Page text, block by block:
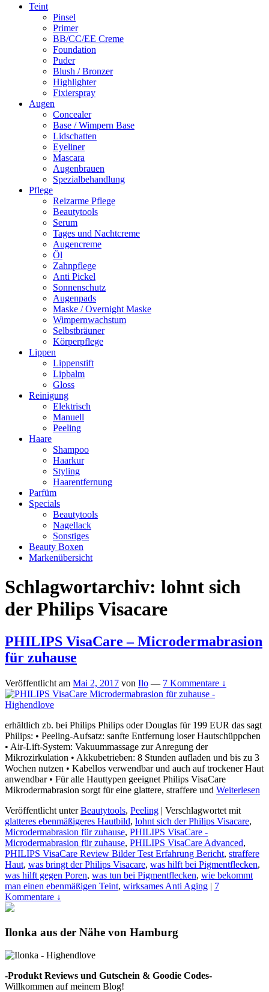
Primäres
Teint
Pinsel
Primer
BB/CC/EE Creme
Foundation
Puder
Blush / Bronzer
Highlighter
Fixierspray
Augen
Concealer
Base / Wimpern Base
Lidschatten
Eyeliner
Mascara
Augenbrauen
Spezialbehandlung
Pflege
Reizarme Pflege
Beautytools
Serum
Tages und Nachtcreme
Augencreme
Öl
Zahnpflege
Anti Pickel
Sonnenschutz
Augenpads
Maske / Overnight Maske
Wimpernwachstum
Selbstbräuner
Körperpflege
Lippen
Lippenstift
Lipbalm
Gloss
Reinigung
Elektrisch
Manuell
Peeling
Haare
Shampoo
Haarkur
Styling
Haarentfernung
Parfüm
Specials
Beautytools
Nagellack
Sonstiges
Beauty Boxen
Markenübersicht
Schlagwortarchiv: lohnt sich
der Philips Visacare
PHILIPS VisaCare – Microdermabrasion
für zuhause
Veröffentlicht am Mai 2, 2017 von Ilo — 7 Kommentare ↓
erhältlich zb. bei Philips Philips oder Douglas für 199 EUR das sagt
Philips: • Peeling-Aufsatz: sanfte Entfernung loser Hautschüppchen
• Air-Lift-System: Vakuummassage zur Anregung der
Mikrozirkulation • Akkubetrieben: 8 Stunden aufladen und bis zu 3
Wochen nutzen • Kabellos verwendbar und auch auf trockener Haut
anwendbar • Für alle Hauttypen geeignet Philips VisaCare
Mikrodermabrasion sorgt für eine glattere, straffere und Weiterlesen
Veröffentlicht unter Beautytools, Peeling | Verschlagwortet mit
glatteres ebenmäßigeres Hautbild, lohnt sich der Philips Visacare,
Microdermabrasion für zuhause, PHILIPS VisaCare -
Microdermabrasion für zuhause, PHILIPS VisaCare Advanced,
PHILIPS VisaCare Review Bilder Test Erfahrung Bericht, straffere
Haut, was bringt der Philips Visacare, was hilft bei Pigmentflecken,
was hilft gegen Poren, was tun bei Pigmentflecken, wie bekommt
man einen ebenmäßigen Teint, wirksames Anti Aging | 7
Kommentare ↓
Ilonka aus der Nähe von Hamburg
-Produkt Reviews und Gutschein & Goodie Codes-
Willkommen auf meinem Blog!